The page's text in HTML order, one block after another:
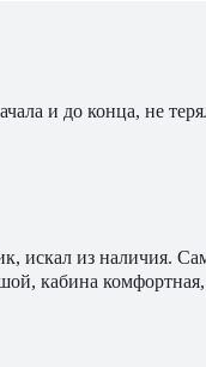
и до конца, не
искал из наличия.
кабина комфортная,